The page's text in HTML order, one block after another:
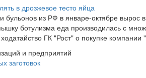
в дрозжевое тесто яйца
бульонов из РФ в январе-октябре вырос
ботулизма еда производилась с
ГК "Рост" о покупке компании
и предприятий
заготовок